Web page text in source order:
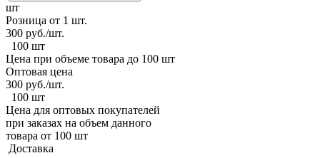
шт
Розница от 1 шт.
300 руб./шт.
100 шт
Цена при объеме товара до 100 шт
Оптовая цена
300 руб./шт.
100 шт
Цена для оптовых покупателей
при заказах на объем данного
товара от 100 шт
Доставка